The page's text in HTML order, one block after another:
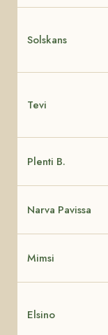
Solskans
Tevi
Plenti B.
Narva Pavissa
Mimsi
Elsino